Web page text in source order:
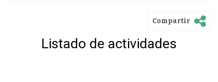
Compartir
Listado de actividades